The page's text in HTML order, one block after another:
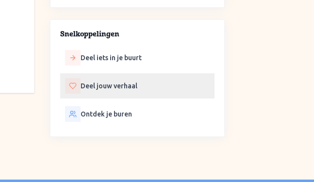
Snelkoppelingen
Deel iets in je buurt
Deel jouw verhaal
Ontdek je buren